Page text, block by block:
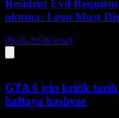
Resident Evil
okuma: Leon Must
09.05.2026Genel
GTA 6 için kritik tarih
haftaya başlıyor